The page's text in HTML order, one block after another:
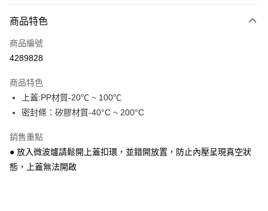
成交易。
4.訂單成立30分鐘內，如未前往確認交易或遇審核未通過，訂單將自動取
消。如遇「轉專審核」未通過狀況，表示未達大哥付你分期系統評分，恕無
1.分期款項不併入電信帳單，「大哥付你分期」於每月結算日後寄送繳費提
醒簡訊。
2.透過簡訊連結打開帳單後，可選擇「超商條碼／台灣大直營門市／銀行轉
帳／街口支付／iPASS MONEY」等通路繳費。
【注意事項】
1.本服務係由「台灣大哥大股份有限公司」（以下簡稱本公司）所提供，讓
用戶於交易時，得透過本服務購買商品或服務，並由商店將買賣／分期付款
買賣價金債權讓與本公司後，依約使用本公司帳單繳交帳款。
運送方式
付款後全家取貨
每筆NT$80，滿NT$888(含以上)免運費
每筆NT$80，滿NT$888(含以上)免運費
宅配
門市取貨-自備購物袋
每筆NT$80，滿NT$500(含以上)免運費
商品特色
商品編號
4289828
商品特色
上蓋:PP材質-20℃ ~ 100℃
密封條：矽膠材質-40°C ~ 200°C
銷售重點
● 放入微波爐請鬆開上蓋扣環，並錯開放置，防止內壓呈現真空狀
態，上蓋無法開啟